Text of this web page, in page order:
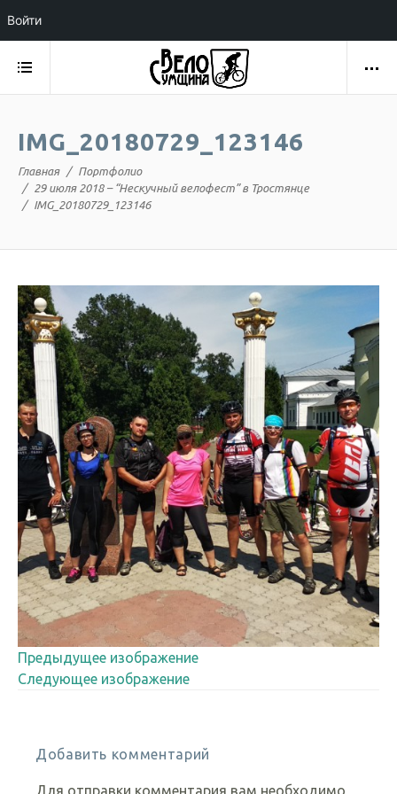
IMG_20180729_123146
Главная
Портфолио
29 июля 2018 – “Нескучный велофест” в Тростянце
IMG_20180729_123146
Предыдущее изображение
Следующее изображение
Добавить комментарий
Для отправки комментария вам необходимо
Войти